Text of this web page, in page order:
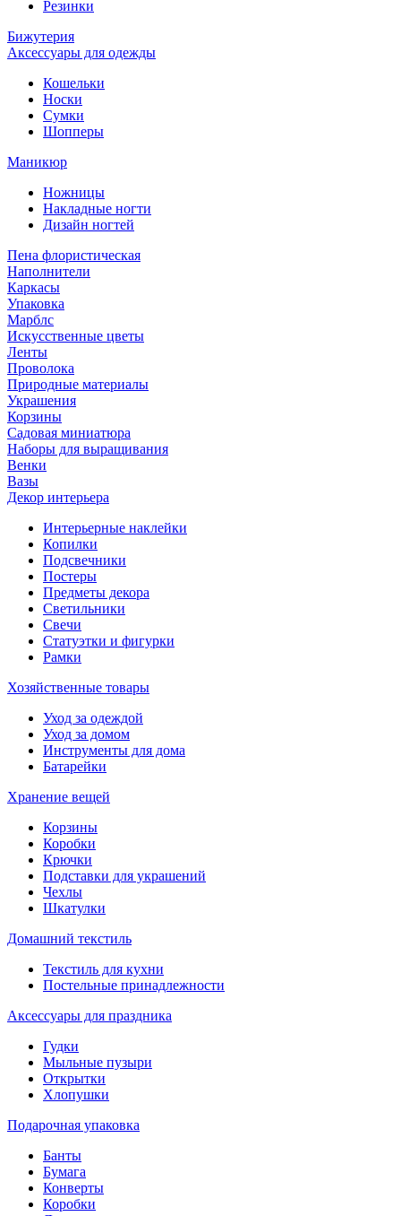
Резинки
Бижутерия
Аксессуары для одежды
Кошельки
Носки
Сумки
Шопперы
Маникюр
Ножницы
Накладные ногти
Дизайн ногтей
Пена флористическая
Наполнители
Каркасы
Упаковка
Марблс
Искусственные цветы
Ленты
Проволока
Природные материалы
Украшения
Корзины
Садовая миниатюра
Наборы для выращивания
Венки
Вазы
Декор интерьера
Интерьерные наклейки
Копилки
Подсвечники
Постеры
Предметы декора
Светильники
Свечи
Статуэтки и фигурки
Рамки
Хозяйственные товары
Уход за одеждой
Уход за домом
Инструменты для дома
Батарейки
Хранение вещей
Корзины
Коробки
Крючки
Подставки для украшений
Чехлы
Шкатулки
Домашний текстиль
Текстиль для кухни
Постельные принадлежности
Аксессуары для праздника
Гудки
Мыльные пузыри
Открытки
Хлопушки
Подарочная упаковка
Банты
Бумага
Конверты
Коробки